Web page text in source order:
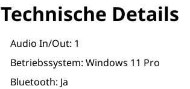
Technische Details
Audio In/Out: 1
Betriebssystem: Windows 11 Pro
Bluetooth: Ja